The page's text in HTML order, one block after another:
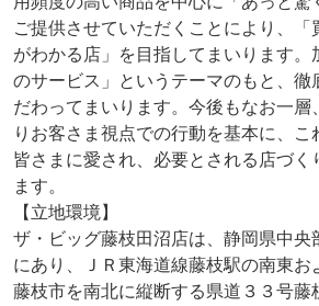
ご提供させていただくことにより、「
がわかる店」を目指してまいります。
のサービス」というテーマのもと、徹
だわってまいります。今後もなお一層
りお客さま視点での行動を基本に、
皆さまに愛され、必要とされる店づく
ます。
【立地環境】
ザ・ビッグ藤枝田沼店は、静岡県中央
にあり、ＪＲ東海道線藤枝駅の南東お
藤枝市を南北に縦断する県道３３号藤